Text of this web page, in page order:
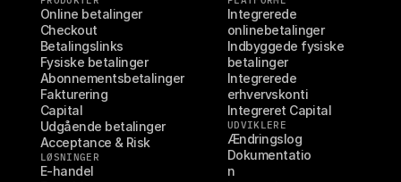
Online betalinger
Checkout
Betalingslinks
Fysiske betalinger
Abonnementsbetalinger
Fakturering
Capital
Udgående betalinger
Acceptance & Risk
LØSNINGER
E-handel
Integrerede
onlinebetalinger
Indbyggede fysiske
betalinger
Integrerede
erhvervskonti
Integreret Capital
UDVIKLERE
Ændringslog
Dokumentatio
n